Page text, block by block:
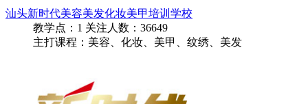
汕头新时代美容美发化妆美甲培训学校
教学点： 1 关注人数： 36649
主打课程：美容、化妆、美甲、纹绣、美发